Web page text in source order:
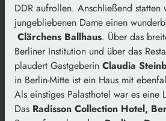
DDR aufrollen. Anschließend
jungebliebenen Dame einen
Clärchens Ballhaus. Über das
Berliner Institution und über das
plaudert Gastgeberin Claudia
in Berlin-Mitte ist ein Haus mit
Als einstiges Palasthotel war es eine
Das Radisson Collection Hotel,